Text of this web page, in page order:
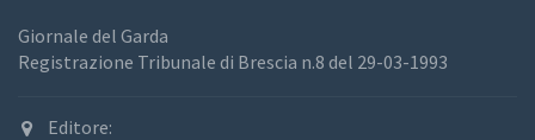
Giornale del Garda
Registrazione Tribunale di Brescia n.8 del 29-03-1993
Editore: